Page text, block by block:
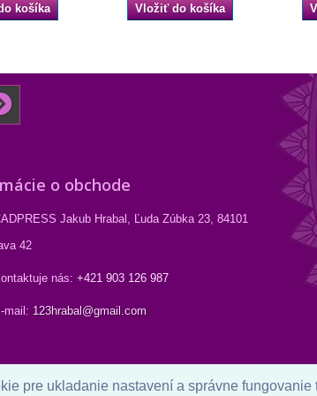
pre ukladanie nastavení a správne fungovanie
košíka Vložiť do košíka
o obchode
Jakub Hrabal, Ľuda Zúbka 23, 84101
42
nás: +421 903 126 987
mail: 123hrabal@gmail.com